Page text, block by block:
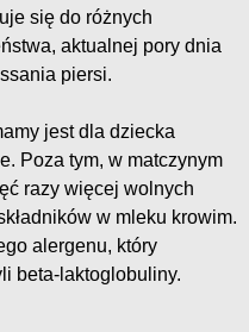
się do różnych
aktualnej pory dnia
piersi.
jest dla dziecka
Poza tym, w matczynym
razy więcej wolnych
w mleku krowim.
alergenu, który
beta-laktoglobuliny.